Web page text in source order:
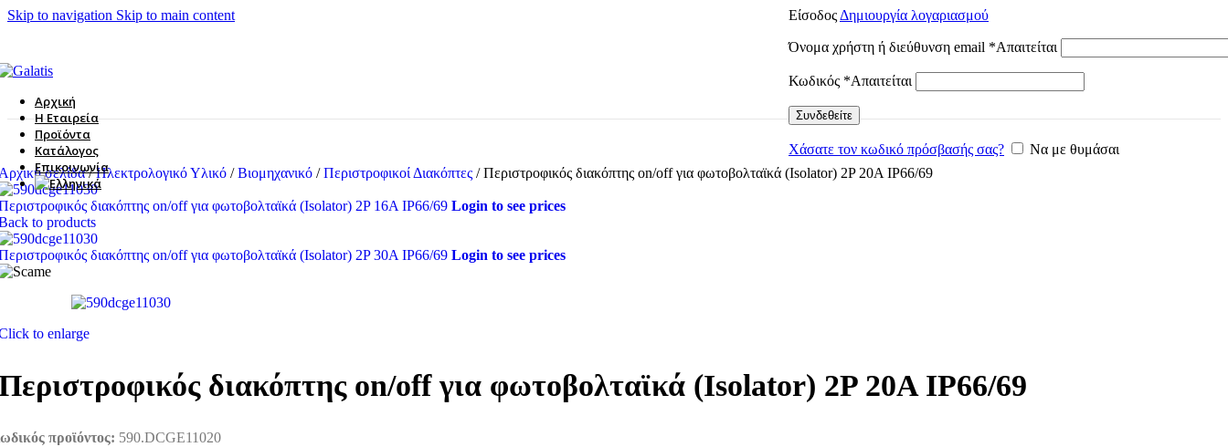
Skip to navigation Skip to main content Είσοδος Δημιουργία λογαριασμού
Όνομα χρήστη ή διεύθυνση email *Απαιτείται
Κωδικός *Απαιτείται
Συνδεθείτε
Χάσατε τον κωδικό πρόσβασής σας? Να με θυμάσαι
Αρχική
Η Εταιρεία
Προϊόντα
Κατάλογος
Επικοινωνία
σελίδα/ Ηλεκτρολογικό Υλικό / Βιομηχανικό / Περιστροφικοί Διακόπτες / Περιστροφικός διακόπτης on/off για φωτοβολταϊκά (Isolator) 2P 20A IP66/69
διακόπτης on/off για φωτοβολταϊκά (Isolator) 2P 16A IP66/69 Login to see prices
to products
διακόπτης on/off για φωτοβολταϊκά (Isolator) 2P 30A IP66/69 Login to see prices
to enlarge
διακόπτης on/off για φωτοβολταϊκά (Isolator) 2P 20A IP66/69
προϊόντος: 590.DCGE11020